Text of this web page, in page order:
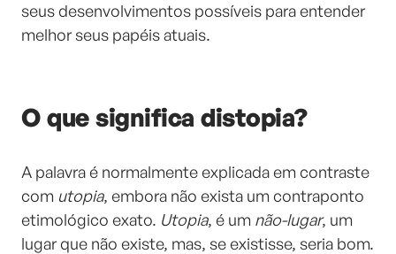
seus desenvolvimentos possíveis para entender
melhor seus papéis atuais.
O que significa distopia?
A palavra é normalmente explicada em contraste
com utopia, embora não exista um contraponto
etimológico exato. Utopia, é um não-lugar, um
lugar que não existe, mas, se existisse, seria bom.